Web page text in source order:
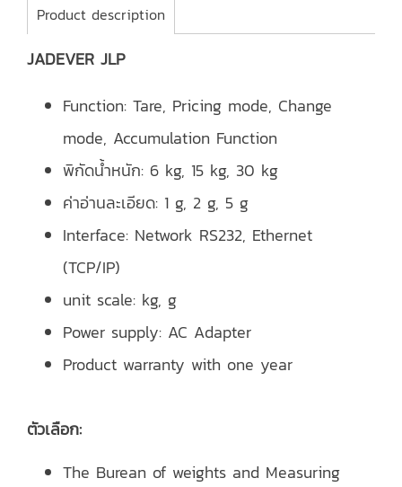
Product description
JADEVER JLP
Function: Tare, Pricing mode, Change
mode, Accumulation Function
พิกัดน้ำหนัก: 6 kg, 15 kg, 30 kg
ค่าอ่านละเอียด: 1 g, 2 g, 5 g
Interface: Network RS232, Ethernet
(TCP/IP)
unit scale: kg, g
Power supply: AC Adapter
Product warranty with one year
ตัวเลือก:
The Burean of weights and Measuring